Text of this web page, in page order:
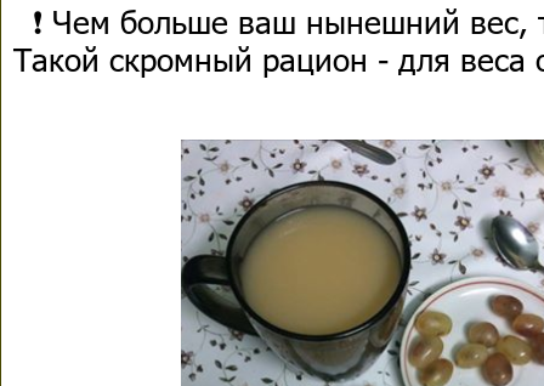
❗ Чем больше ваш нынешний
Такой скромный рацион - для веса